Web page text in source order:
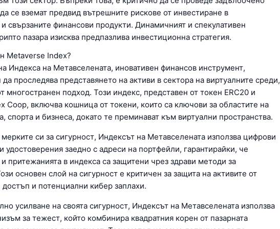
се вземат предвид вътрешните рискове от инвестиране в
свързаните финансови продукти. Динамичният и спекулативен
пазара изисква предпазлива инвестиционна стратегия.
Metaverse Index?
Индекса на Метавселената, иновативен финансов инструмент,
проследява представянето на активи в сектора на виртуалните среди,
многостранен подход. Този индекс, представен от токен ERC20 и
Coop, включва кошница от токени, които са ключови за областите на
спорта и бизнеса, докато те преминават към виртуални пространства.
си за сигурност, Индексът на Метавселената използва цифрови
удостоверения заедно с адреси на портфейли, гарантирайки, че
притежанията в индекса са защитени чрез здрави методи за
основен слой на сигурност е критичен за защита на активите от
достъп и потенциални кибер заплахи.
усилване на своята сигурност, Индексът на Метавселената използва
за тежест, който комбинира квадратния корен от пазарната